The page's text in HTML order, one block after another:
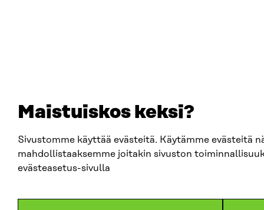
Maistuiskos keksi?
Sivustomme käyttää evästeitä. Käytämme evästeitä
mahdollistaaksemme joitakin sivuston
evästeasetus-sivulla